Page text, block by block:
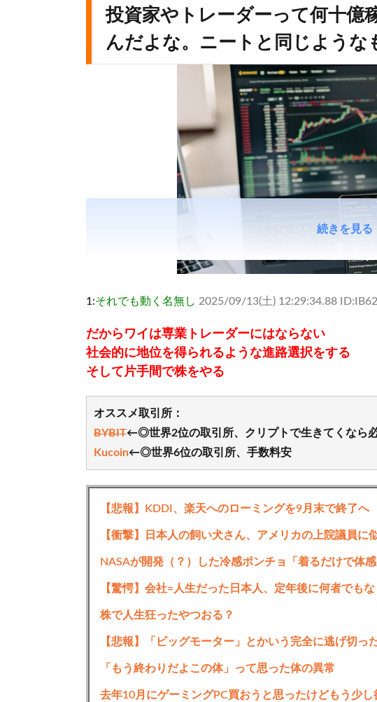
投資家やトレーダーって何十億
んだよな。ニートと同じような
1:それでも動く名無し 2025/09/13(土) 12:29:34.88
だからワイは専業トレーダーにはならない
社会的に地位を得られるような進路選択をする
そして片手間で株をやる
オススメ取引所：
BYBIT←◎世界2位の取引所、クリプトで生きてくなら
Kucoin←◎世界6位の取引所、手数料安
続きを見る
【悲報】KDDI、楽天へのローミングを9月末で終了へ
【衝撃】日本人の飼い犬さん、アメリカの上院議員に
NASAが開発（？）した冷感ポンチョ「着るだけで体
【驚愕】会社=人生だった日本人、定年後に何者でも
株で人生狂ったやつおる？
【悲報】「ビッグモーター」とかいう完全に逃げ切っ
「もう終わりだよこの体」って思った体の異常